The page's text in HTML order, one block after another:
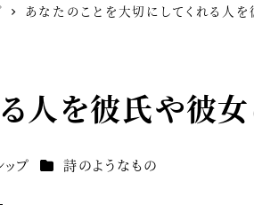
あなたのことを大切にしてくれる人を
人を彼氏や彼女
プ カテゴリー
詩のようなもの